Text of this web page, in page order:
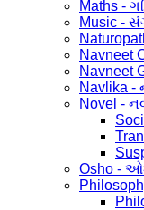
Maths -
Music -
Navneet
Navneet
Navlika
Novel -
Osho -